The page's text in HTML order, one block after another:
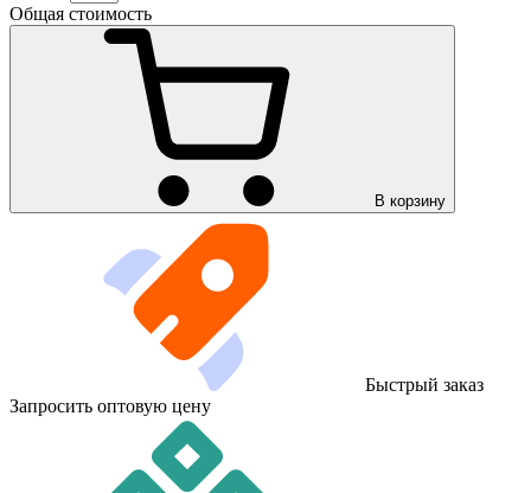
Общая стоимость
В корзину
Быстрый заказ
Запросить оптовую цену